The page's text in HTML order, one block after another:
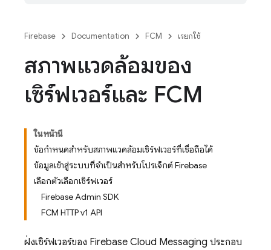
Firebase Documentation FCM เรียกใช้
สภาพแวดล้อมของ
เซิร์ฟเวอร์และ FCM
ในหน้านี้
ข้อกำหนดสำหรับสภาพแวดล้อมเซิร์ฟเวอร์ที่เชื่อถือได้
ข้อมูลเข้าสู่ระบบที่จำเป็นสำหรับโปรเจ็กต์ Firebase
เลือกตัวเลือกเซิร์ฟเวอร์
Firebase Admin SDK
FCM HTTP v1 API
ฝั่งเซิร์ฟเวอร์ของ Firebase Cloud Messaging ประกอบ